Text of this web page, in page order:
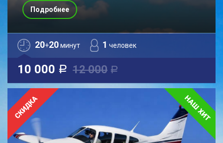
20+20минут 1 человек
10 000 a 12 000 a
Подробнее